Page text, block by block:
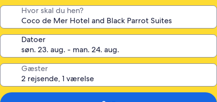
Hvor skal du hen?
Datoer
Gæster